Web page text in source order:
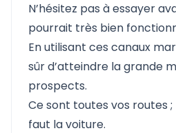
N’hésitez pas à essayer
pourrait très bien
En utilisant ces canaux
sûr d’atteindre la grande
prospects.
Ce sont toutes vos routes
faut la voiture.